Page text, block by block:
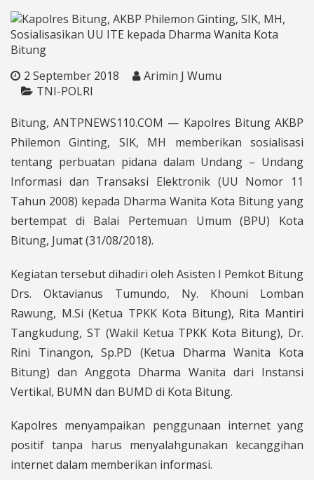
2 September 2018
Arimin J Wumu
TNI-POLRI
Bitung, ANTPNEWS110.COM — Kapolres Bitung AKBP
Philemon Ginting, SIK, MH memberikan sosialisasi
tentang perbuatan pidana dalam Undang – Undang
Informasi dan Transaksi Elektronik (UU Nomor 11
Tahun 2008) kepada Dharma Wanita Kota Bitung yang
bertempat di Balai Pertemuan Umum (BPU) Kota
Bitung, Jumat (31/08/2018).
Kegiatan tersebut dihadiri oleh Asisten I Pemkot Bitung
Drs. Oktavianus Tumundo, Ny. Khouni Lomban
Rawung, M.Si (Ketua TPKK Kota Bitung), Rita Mantiri
Tangkudung, ST (Wakil Ketua TPKK Kota Bitung), Dr.
Rini Tinangon, Sp.PD (Ketua Dharma Wanita Kota
Bitung) dan Anggota Dharma Wanita dari Instansi
Vertikal, BUMN dan BUMD di Kota Bitung.
Kapolres menyampaikan penggunaan internet yang
positif tanpa harus menyalahgunakan kecanggihan
internet dalam memberikan informasi.